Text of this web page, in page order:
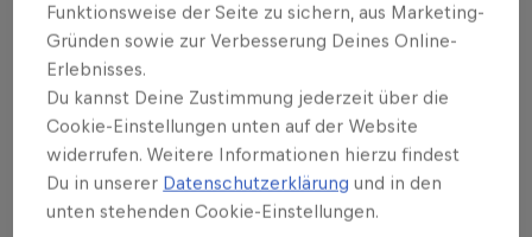
Klippenspringerinnen der World Series.
Aus schweizerischer Sicht war der Ort schon einmal
Schauplatz eines historischen Sprungs: Wilhelm
Tells mutiger Sprung am Axenfels, wo er sich vom
Landvogt Gessler befreite und diesen in den wilden
Vierwaldstädtersee stiess. Heute erinnert eine
Kapelle – die Tellskapelle – an seine Heldentat.
Funktionsweise der Seite zu sichern, aus Marketing-
Gründen sowie zur Verbesserung Deines Online-
Erlebnisses.
Du kannst Deine Zustimmung jederzeit über die
Cookie-Einstellungen unten auf der Website
widerrufen. Weitere Informationen hierzu findest
Du in unserer Datenschutzerklärung und in den
unten stehenden Cookie-Einstellungen.